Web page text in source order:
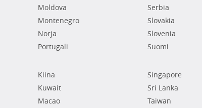
Moldova
Montenegro
Norja
Portugali
Serbia
Slovakia
Slovenia
Suomi
Kiina
Kuwait
Macao
Singapore
Sri Lanka
Taiwan